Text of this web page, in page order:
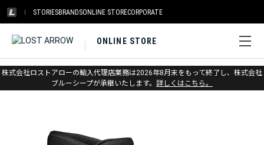
STORIESBRANDSONLINE STORECORPORATE
ONLINE STORE
株式会社ロストアローの輸入代理店業務は2026年8月末をもって終了し、株式会社
ブルーシープが承継いたします。 詳しくはこちら。
ホーム > スカルパ > スキー > テレマーク